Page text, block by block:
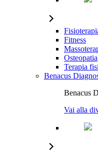
Fitness
Osteopatia
Terapia
Benacus
Benacus
Vai alla